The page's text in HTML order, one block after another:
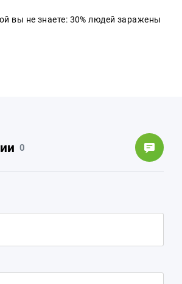
вы не знаете: 30% людей заражены
0